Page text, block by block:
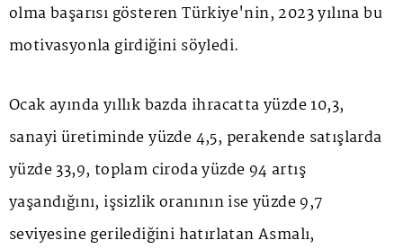
olma başarısı gösteren Türkiye'nin, 2023 yılına bu
motivasyonla girdiğini söyledi.
Ocak ayında yıllık bazda ihracatta yüzde 10,3,
sanayi üretiminde yüzde 4,5, perakende satışlarda
yüzde 33,9, toplam ciroda yüzde 94 artış
yaşandığını, işsizlik oranının ise yüzde 9,7
seviyesine gerilediğini hatırlatan Asmalı,